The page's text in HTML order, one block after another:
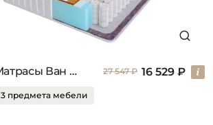
Матрасы Ван сайд 27 547 ₽ 16 529 ₽
3 предмета мебели